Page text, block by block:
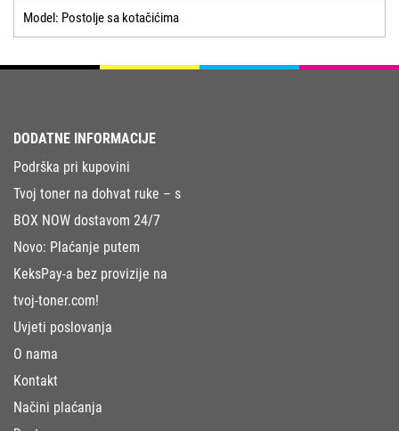
Model: Postolje sa kotačićima
DODATNE INFORMACIJE
Podrška pri kupovini
Tvoj toner na dohvat ruke – s
BOX NOW dostavom 24/7
Novo: Plaćanje putem
KeksPay-a bez provizije na
tvoj-toner.com!
Uvjeti poslovanja
O nama
Kontakt
Načini plaćanja